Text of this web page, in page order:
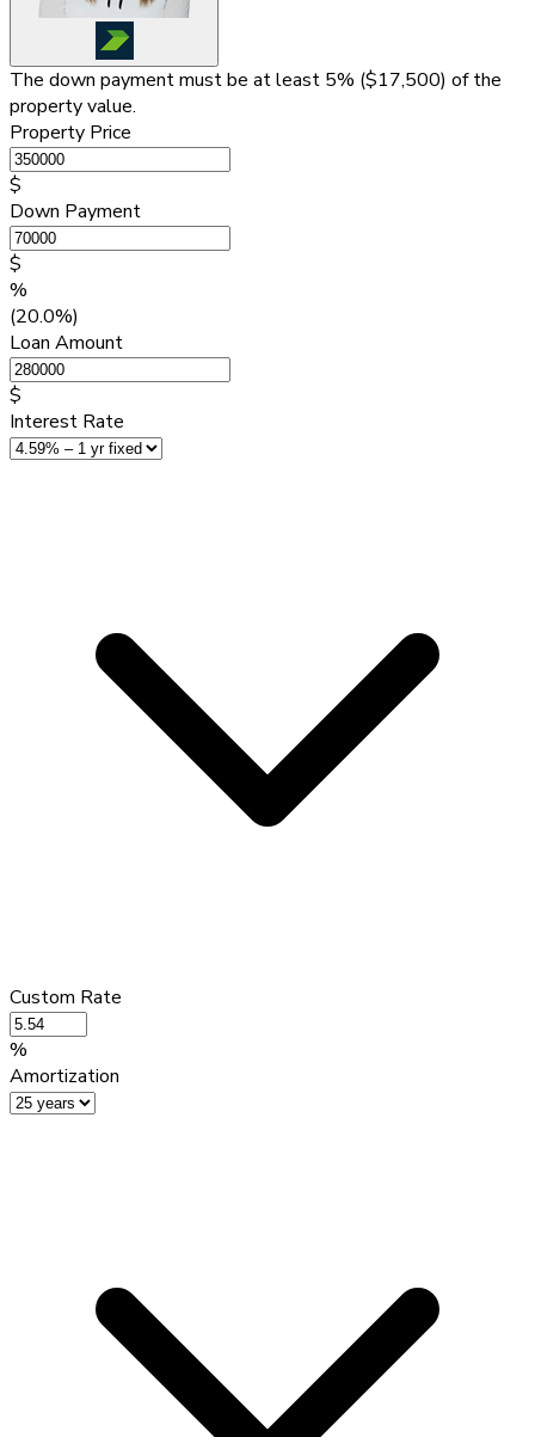
The down payment must be at least 5% ($17,500) of the
property value.
Property Price
$
Down Payment
$
%
(20.0%)
Loan Amount
$
Interest Rate
Custom Rate
%
Amortization